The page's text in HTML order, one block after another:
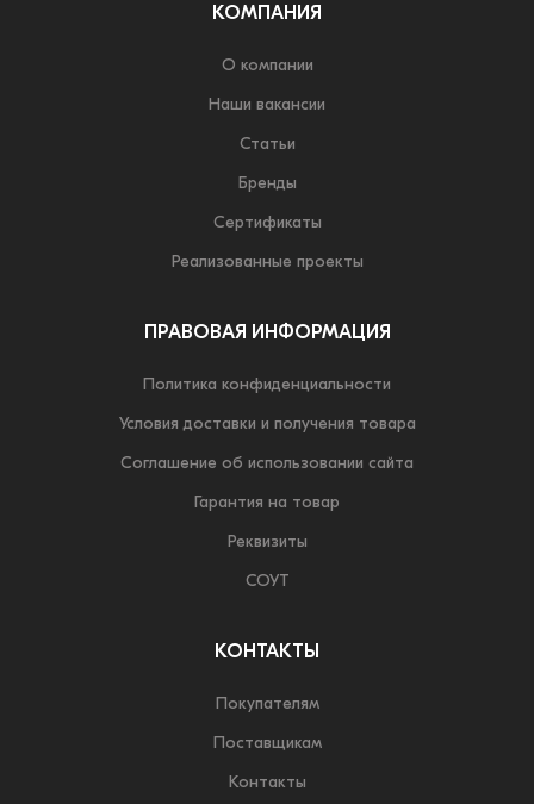
КОМПАНИЯ
О компании
Наши вакансии
Статьи
Бренды
Сертификаты
Реализованные проекты
ПРАВОВАЯ ИНФОРМАЦИЯ
Политика конфиденциальности
Условия доставки и получения товара
Соглашение об использовании сайта
Гарантия на товар
Реквизиты
СОУТ
КОНТАКТЫ
Покупателям
Поставщикам
Контакты